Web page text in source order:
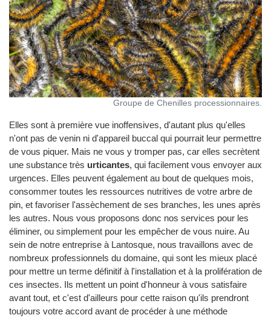
Groupe de Chenilles processionnaires.
Elles sont à première vue inoffensives, d'autant plus qu'elles
n'ont pas de venin ni d'appareil buccal qui pourrait leur permettre
de vous piquer. Mais ne vous y tromper pas, car elles secrètent
une substance très urticantes, qui facilement vous envoyer aux
urgences. Elles peuvent également au bout de quelques mois,
consommer toutes les ressources nutritives de votre arbre de
pin, et favoriser l'assèchement de ses branches, les unes après
les autres. Nous vous proposons donc nos services pour les
éliminer, ou simplement pour les empêcher de vous nuire. Au
sein de notre entreprise à Lantosque, nous travaillons avec de
nombreux professionnels du domaine, qui sont les mieux placé
pour mettre un terme définitif à l'installation et à la prolifération de
ces insectes. Ils mettent un point d'honneur à vous satisfaire
avant tout, et c'est d'ailleurs pour cette raison qu'ils prendront
toujours votre accord avant de procéder à une méthode